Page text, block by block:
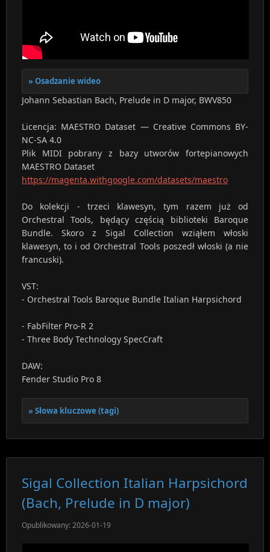
Osadzanie wideo
Johann Sebastian Bach, Prelude in D major, BWV850
Licencja: MAESTRO Dataset — Creative Commons BY-
NC-SA 4.0
Plik MIDI pobrany z bazy utworów fortepianowych
MAESTRO Dataset
https://magenta.withgoogle.com/datasets/maestro
Do kolekcji - trzeci klawesyn, tym razem już od
Orchestral Tools, będący częścią biblioteki Baroque
Bundle. Skoro z Sigal Collection wziąłem włoski
klawesyn, to i od Orchestral Tools poszedł włoski (a nie
francuski).
VST:
- Orchestral Tools Baroque Bundle Italian Harpsichord
- FabFilter Pro-R 2
- Three Body Technology SpecCraft
DAW:
Fender Studio Pro 8
Słowa kluczowe (tagi)
Sigal Collection Italian Harpsichord
(Bach, Prelude in D major)
Opublikowany: 2026-01-19